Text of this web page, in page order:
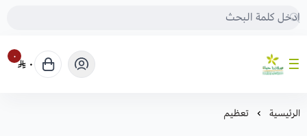
صلاتنا حياة
٠
٠
الرئيسية تعظيم